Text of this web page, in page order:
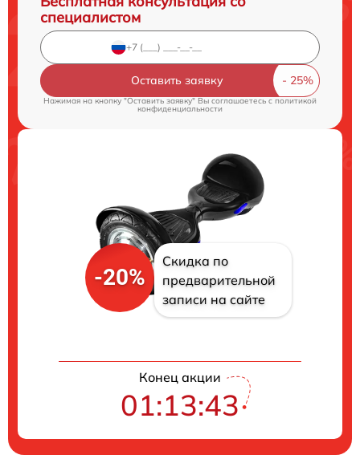
специалистом
Оставить заявку
Нажимая на кнопку "Оставить заявку" Вы соглашаетесь cполитикой
конфиденциальности
-20%
Скидка по
предварительной
записи на сайте
Конец акции
01:13:42